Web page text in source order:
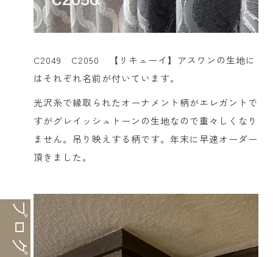
ブログ
C2049 C2050 【リキューイ】アスワンの生地に
はそれぞれ名前が付いています。
光沢糸で縁取られたオーナメント柄がエレガントで
すがグレイッシュトーンの生地なので重々しくなり
ません。吊り映えする柄です。年末に早速オーダー
頂きました。